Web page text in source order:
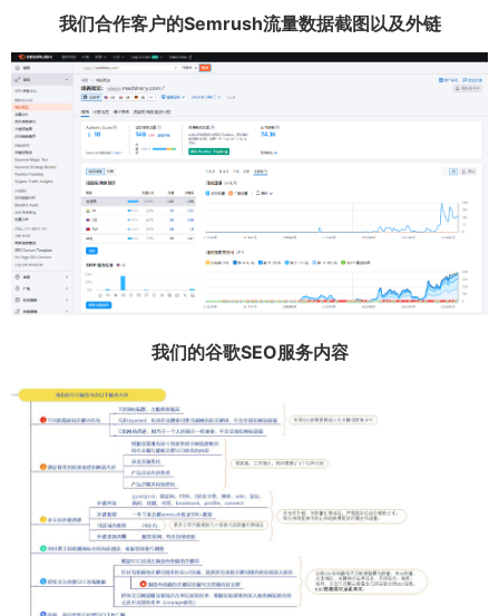
我们合作客户的Semrush流量数据截图以及外链
我们的谷歌SEO服务内容